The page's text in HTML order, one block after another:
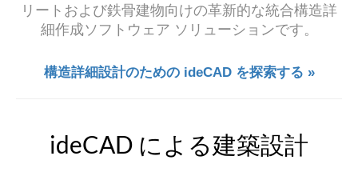
リートおよび鉄骨建物向けの革新的な統合構造詳
細作成ソフトウェア ソリューションです。
構造詳細設計のための ideCAD を探索する »
ideCAD による建築設計